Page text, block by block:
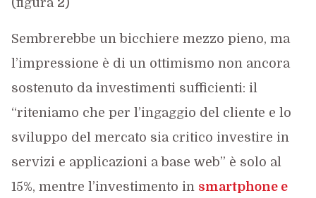
(figura 2)
Sembrerebbe un bicchiere mezzo pieno, ma
l’impressione è di un ottimismo non ancora
sostenuto da investimenti sufficienti: il
“riteniamo che per l’ingaggio del cliente e lo
sviluppo del mercato sia critico investire in
servizi e applicazioni a base web” è solo al
15%, mentre l’investimento in smartphone e